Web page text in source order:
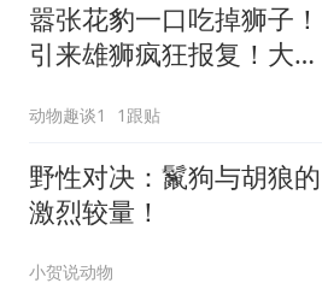
嚣张花豹一口吃掉狮子！
引来雄狮疯狂报复！大口
动物趣谈1 1跟贴
野性对决：鬣狗与胡狼的
激烈较量！
小贺说动物